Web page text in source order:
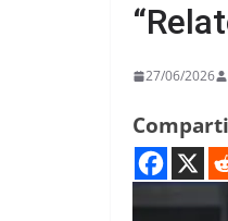
27/06/2026